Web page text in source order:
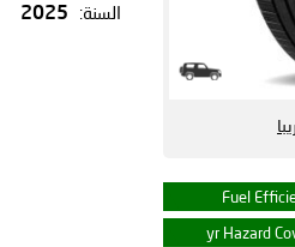
Fuel
السنة: 2025